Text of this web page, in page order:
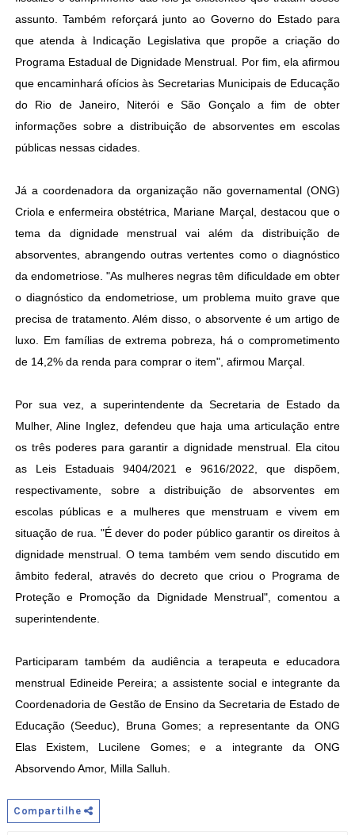
assunto. Também reforçará junto ao Governo do Estado para
que atenda à Indicação Legislativa que propõe a criação do
Programa Estadual de Dignidade Menstrual. Por fim, ela afirmou
que encaminhará ofícios às Secretarias Municipais de Educação
do Rio de Janeiro, Niterói e São Gonçalo a fim de obter
informações sobre a distribuição de absorventes em escolas
públicas nessas cidades.
Já a coordenadora da organização não governamental (ONG)
Criola e enfermeira obstétrica, Mariane Marçal, destacou que o
tema da dignidade menstrual vai além da distribuição de
absorventes, abrangendo outras vertentes como o diagnóstico
da endometriose. "As mulheres negras têm dificuldade em obter
o diagnóstico da endometriose, um problema muito grave que
precisa de tratamento. Além disso, o absorvente é um artigo de
luxo. Em famílias de extrema pobreza, há o comprometimento
de 14,2% da renda para comprar o item", afirmou Marçal.
Por sua vez, a superintendente da Secretaria de Estado da
Mulher, Aline Inglez, defendeu que haja uma articulação entre
os três poderes para garantir a dignidade menstrual. Ela citou
as Leis Estaduais 9404/2021 e 9616/2022, que dispõem,
respectivamente, sobre a distribuição de absorventes em
escolas públicas e a mulheres que menstruam e vivem em
situação de rua. "É dever do poder público garantir os direitos à
dignidade menstrual. O tema também vem sendo discutido em
âmbito federal, através do decreto que criou o Programa de
Proteção e Promoção da Dignidade Menstrual", comentou a
superintendente.
Participaram também da audiência a terapeuta e educadora
menstrual Edineide Pereira; a assistente social e integrante da
Coordenadoria de Gestão de Ensino da Secretaria de Estado de
Educação (Seeduc), Bruna Gomes; a representante da ONG
Elas Existem, Lucilene Gomes; e a integrante da ONG
Absorvendo Amor, Milla Salluh.
Compartilhe